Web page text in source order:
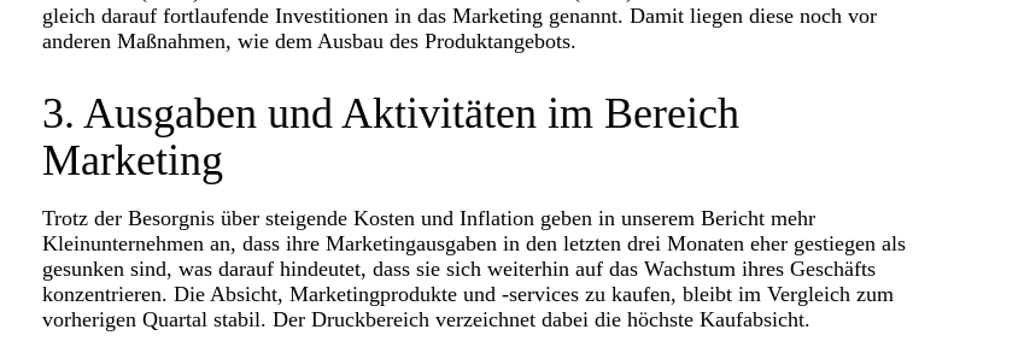
gleich darauf fortlaufende Investitionen in das Marketing genannt. Damit liegen diese noch vor
anderen Maßnahmen, wie dem Ausbau des Produktangebots.
3. Ausgaben und Aktivitäten im Bereich
Marketing
Trotz der Besorgnis über steigende Kosten und Inflation geben in unserem Bericht mehr
Kleinunternehmen an, dass ihre Marketingausgaben in den letzten drei Monaten eher gestiegen als
gesunken sind, was darauf hindeutet, dass sie sich weiterhin auf das Wachstum ihres Geschäfts
konzentrieren. Die Absicht, Marketingprodukte und -services zu kaufen, bleibt im Vergleich zum
vorherigen Quartal stabil. Der Druckbereich verzeichnet dabei die höchste Kaufabsicht.